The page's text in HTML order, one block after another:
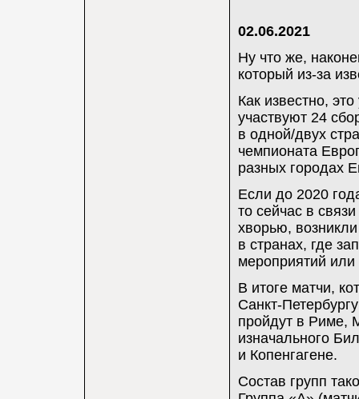
02.06.2021
Ну что же,
который из-за
Как известно,
участвуют 24
в одной/двух
чемпионата
разных городах
Если до 2020
то сейчас в
хворью,
в странах, где
мероприятий
В итоге матчи,
Санкт-
пройдут в Риме,
изначального
и Копенгагене.
Состав групп